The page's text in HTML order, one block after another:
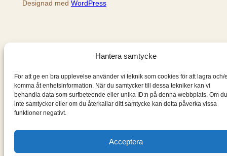
Hantera samtycke
För att ge en bra upplevelse använder vi teknik som cookies för att lagra och/
komma åt enhetsinformation. När du samtycker till dessa tekniker kan vi
behandla data som surfbeteende eller unika ID:n på denna webbplats. Om du
inte samtycker eller om du återkallar ditt samtycke kan detta påverka vissa
funktioner negativt.
Acceptera
Designad med WordPress